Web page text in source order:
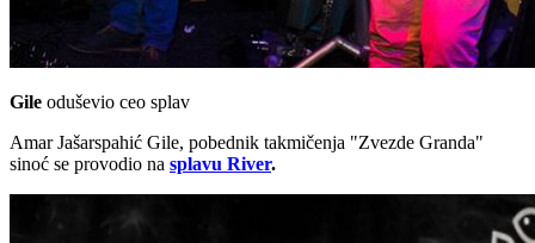
Gile oduševio ceo splav
Amar Jašarspahić Gile, pobednik takmičenja "Zvezde Granda"
sinoć se provodio na splavu River.